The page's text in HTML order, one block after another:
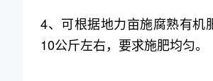
4、可根据地力亩施腐熟有机
10公斤左右，要求施肥均匀。